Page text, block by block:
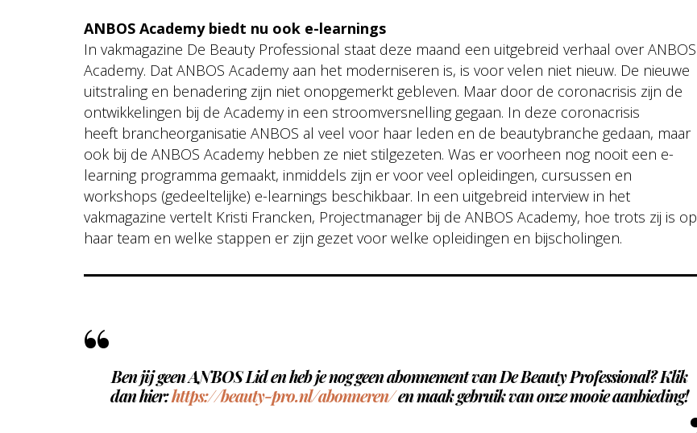
ANBOS Academy biedt nu ook e-learnings
In vakmagazine De Beauty Professional staat deze maand een uitgebreid verhaal over ANBOS
Academy. Dat ANBOS Academy aan het moderniseren is, is voor velen niet nieuw. De nieuwe
uitstraling en benadering zijn niet onopgemerkt gebleven. Maar door de coronacrisis zijn de
ontwikkelingen bij de Academy in een stroomversnelling gegaan. In deze coronacrisis
heeft brancheorganisatie ANBOS al veel voor haar leden en de beautybranche gedaan, maar
ook bij de ANBOS Academy hebben ze niet stilgezeten. Was er voorheen nog nooit een e-
learning programma gemaakt, inmiddels zijn er voor veel opleidingen, cursussen en
workshops (gedeeltelijke) e-learnings beschikbaar. In een uitgebreid interview in het
vakmagazine vertelt Kristi Francken, Projectmanager bij de ANBOS Academy, hoe trots zij is op
haar team en welke stappen er zijn gezet voor welke opleidingen en bijscholingen.
Ben jij geen ANBOS Lid en heb je nog geen abonnement van De Beauty Professional? Klik
dan hier:https://beauty-pro.nl/abonneren/en maak gebruik van onze mooie aanbieding!